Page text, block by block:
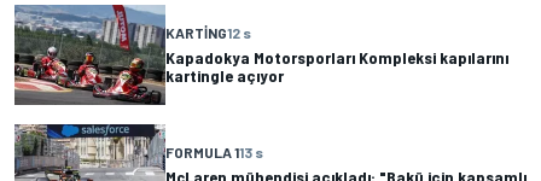
KARTING12 s
Kapadokya Motorsporları Kompleksi kapılarını
kartingle açıyor
FORMULA 113 s